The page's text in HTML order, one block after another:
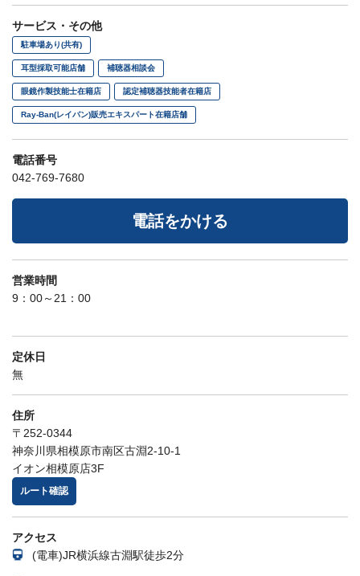
サービス・その他
駐車場あり(共有)
耳型採取可能店舗 補聴器相談会
眼鏡作製技能士在籍店 認定補聴器技能者在籍店
Ray-Ban(レイバン)販売エキスパート在籍店舗
電話番号
042-769-7680
電話をかける
営業時間
9：00～21：00
定休日
無
住所
〒252-0344
神奈川県相模原市南区古淵2-10-1
イオン相模原店3F
ルート確認
アクセス
(電車)JR横浜線古淵駅徒歩2分